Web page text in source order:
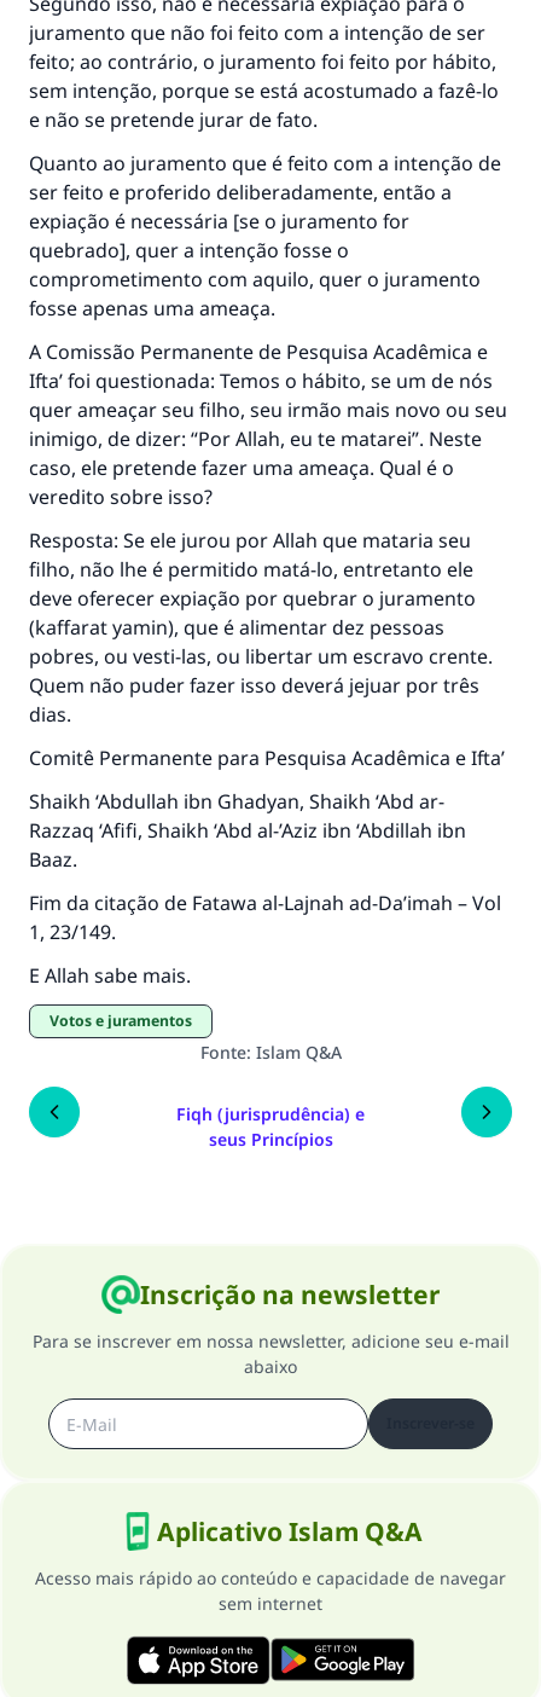
juramento que não foi feito com a intenção de ser
feito; ao contrário, o juramento foi feito por hábito,
sem intenção, porque se está acostumado a fazê-lo
e não se pretende jurar de fato.
Quanto ao juramento que é feito com a intenção de
ser feito e proferido deliberadamente, então a
expiação é necessária [se o juramento for
quebrado], quer a intenção fosse o
comprometimento com aquilo, quer o juramento
fosse apenas uma ameaça.
A Comissão Permanente de Pesquisa Acadêmica e
Ifta’ foi questionada: Temos o hábito, se um de nós
quer ameaçar seu filho, seu irmão mais novo ou seu
inimigo, de dizer: “Por Allah, eu te matarei”. Neste
caso, ele pretende fazer uma ameaça. Qual é o
veredito sobre isso?
Resposta: Se ele jurou por Allah que mataria seu
filho, não lhe é permitido matá-lo, entretanto ele
deve oferecer expiação por quebrar o juramento
(kaffarat yamin), que é alimentar dez pessoas
pobres, ou vesti-las, ou libertar um escravo crente.
Quem não puder fazer isso deverá jejuar por três
dias.
Comitê Permanente para Pesquisa Acadêmica e Ifta’
Shaikh ‘Abdullah ibn Ghadyan, Shaikh ‘Abd ar-
Razzaq ‘Afifi, Shaikh ‘Abd al-’Aziz ibn ‘Abdillah ibn
Baaz.
Fim da citação de Fatawa al-Lajnah ad-Da’imah – Vol
1, 23/149.
E Allah sabe mais.
Votos e juramentos
Fonte: Islam Q&A
Fiqh (jurisprudência) e
seus Princípios
Inscrição na newsletter
Para se inscrever em nossa newsletter, adicione seu e-mail
abaixo
Aplicativo Islam Q&A
Acesso mais rápido ao conteúdo e capacidade de navegar
sem internet